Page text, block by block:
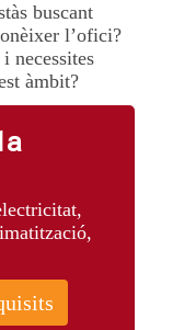
buscant
l’ofici?
necessites
àmbit?